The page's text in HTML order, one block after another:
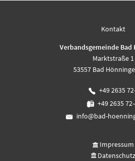
Kontakt
Verbandsgemeinde Bad
Marktstraße 1
53557 Bad
+49 2635
+49 2635
info@bad-
Impressum
Datenschutz